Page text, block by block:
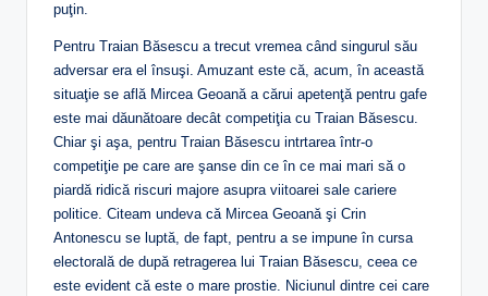
puţin.
Pentru Traian Băsescu a trecut vremea când singurul său
adversar era el însuşi. Amuzant este că, acum, în această
situaţie se află Mircea Geoană a cărui apetenţă pentru gafe
este mai dăunătoare decât competiţia cu Traian Băsescu.
Chiar şi aşa, pentru Traian Băsescu intrtarea într-o
competiţie pe care are şanse din ce în ce mai mari să o
piardă ridică riscuri majore asupra viitoarei sale cariere
politice. Citeam undeva că Mircea Geoană şi Crin
Antonescu se luptă, de fapt, pentru a se impune în cursa
electorală de după retragerea lui Traian Băsescu, ceea ce
este evident că este o mare prostie. Niciunul dintre cei care